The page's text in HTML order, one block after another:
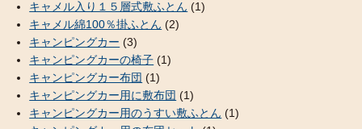
キャメル入り１５層式敷ふとん (1)
キャメル綿100％掛ふとん (2)
キャンピングカー (3)
キャンピングカーの椅子 (1)
キャンピングカー布団 (1)
キャンピングカー用に敷布団 (1)
キャンピングカー用のうすい敷ふとん (1)